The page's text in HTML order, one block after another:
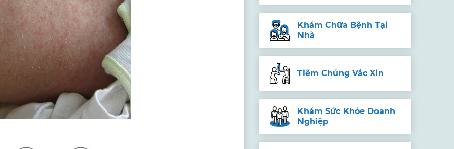
Khám Chữa Bệnh Tại
Nhà
Tiêm Chủng Vắc Xin
Khám Sức Khỏe Doanh
Nghiệp